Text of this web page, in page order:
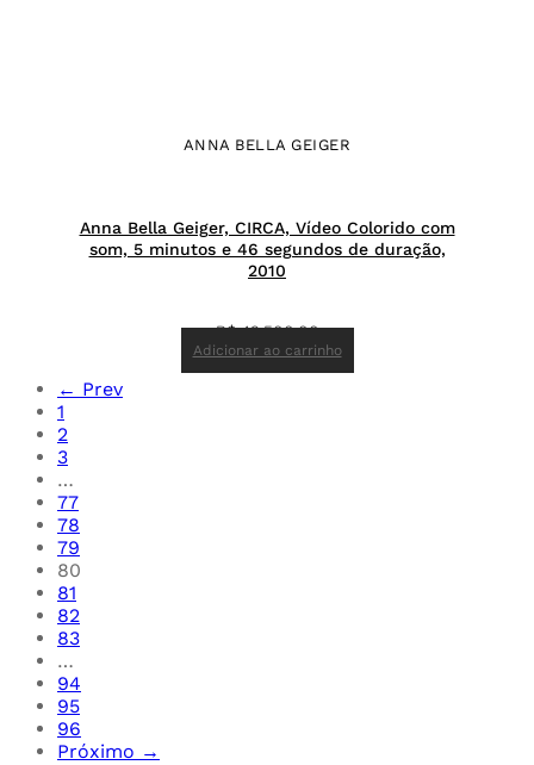
ANNA BELLA GEIGER
Anna Bella Geiger, CIRCA, Vídeo Colorido com
som, 5 minutos e 46 segundos de duração,
2010
R$42.500,00
Adicionar ao carrinho
← Prev
1
2
3
…
77
78
79
80
81
82
83
…
94
95
96
Próximo →